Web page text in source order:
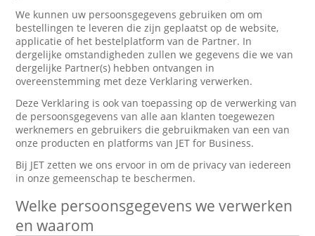
We kunnen uw persoonsgegevens gebruiken om om
bestellingen te leveren die zijn geplaatst op de website,
applicatie of het bestelplatform van de Partner. In
dergelijke omstandigheden zullen we gegevens die we van
dergelijke Partner(s) hebben ontvangen in
overeenstemming met deze Verklaring verwerken.
Deze Verklaring is ook van toepassing op de verwerking van
de persoonsgegevens van alle aan klanten toegewezen
werknemers en gebruikers die gebruikmaken van een van
onze producten en platforms van JET for Business.
Bij JET zetten we ons ervoor in om de privacy van iedereen
in onze gemeenschap te beschermen.
Welke persoonsgegevens we verwerken
en waarom